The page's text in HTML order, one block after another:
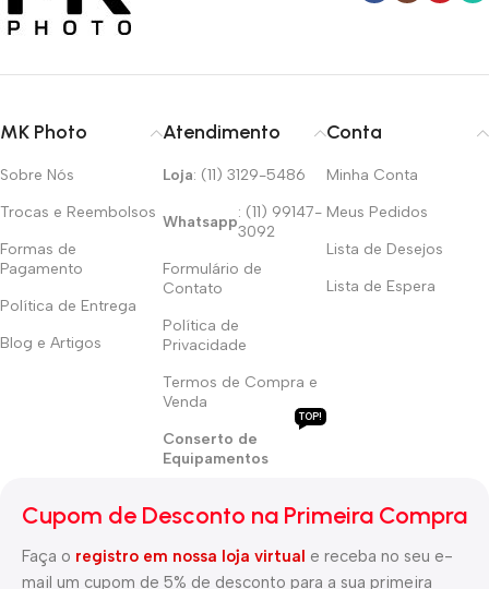
MK Photo
Sobre Nós
Trocas e Reembolsos
Formas de
Pagamento
Política de Entrega
Blog e Artigos
Atendimento
Loja: (11) 3129-5486
Whatsapp
: (11) 99147-
3092
Formulário de
Contato
Política de
Privacidade
Termos de Compra e
Venda
Conserto de
Equipamentos
TOP!
Conta
Minha Conta
Meus Pedidos
Lista de Desejos
Lista de Espera
Cupom de Desconto na Primeira Compra
Faça o registro em nossa loja virtual e receba no seu e-
mail um cupom de 5% de desconto para a sua primeira